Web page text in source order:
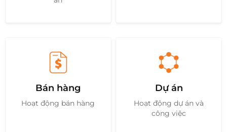
Bán hàng
Hoạt động bán hàng
Dự án
Hoạt động dự án và
công việc